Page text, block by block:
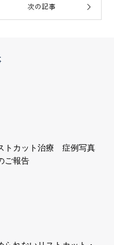
次の記事
トカット治療 症例写真
ご報告